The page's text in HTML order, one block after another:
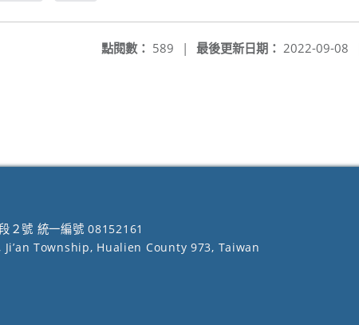
最後更新日期： 2022-09-08
點閱數： 589 |
２號 統一編號 08152161
Township, Hualien County 973, Taiwan